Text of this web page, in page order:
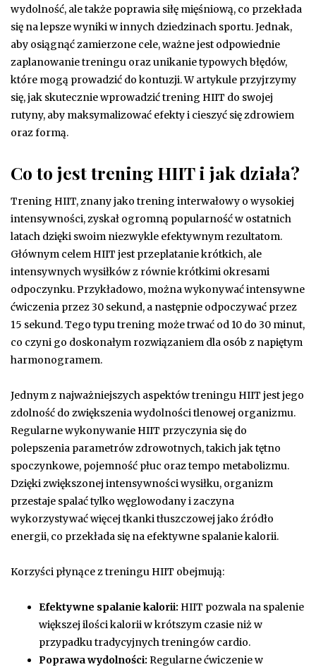
wydolność, ale także poprawia siłę mięśniową, co przekłada
się na lepsze wyniki w innych dziedzinach sportu. Jednak,
aby osiągnąć zamierzone cele, ważne jest odpowiednie
zaplanowanie treningu oraz unikanie typowych błędów,
które mogą prowadzić do kontuzji. W artykule przyjrzymy
się, jak skutecznie wprowadzić trening HIIT do swojej
rutyny, aby maksymalizować efekty i cieszyć się zdrowiem
oraz formą.
Co to jest trening HIIT i jak działa?
Trening HIIT, znany jako trening interwałowy o wysokiej
intensywności, zyskał ogromną popularność w ostatnich
latach dzięki swoim niezwykle efektywnym rezultatom.
Głównym celem HIIT jest przeplatanie krótkich, ale
intensywnych wysiłków z równie krótkimi okresami
odpoczynku. Przykładowo, można wykonywać intensywne
ćwiczenia przez 30 sekund, a następnie odpoczywać przez
15 sekund. Tego typu trening może trwać od 10 do 30 minut,
co czyni go doskonałym rozwiązaniem dla osób z napiętym
harmonogramem.
Jednym z najważniejszych aspektów treningu HIIT jest jego
zdolność do zwiększenia wydolności tlenowej organizmu.
Regularne wykonywanie HIIT przyczynia się do
polepszenia parametrów zdrowotnych, takich jak tętno
spoczynkowe, pojemność płuc oraz tempo metabolizmu.
Dzięki zwiększonej intensywności wysiłku, organizm
przestaje spalać tylko węglowodany i zaczyna
wykorzystywać więcej tkanki tłuszczowej jako źródło
energii, co przekłada się na efektywne spalanie kalorii.
Korzyści płynące z treningu HIIT obejmują:
Efektywne spalanie kalorii: HIIT pozwala na spalenie
większej ilości kalorii w krótszym czasie niż w
przypadku tradycyjnych treningów cardio.
Poprawa wydolności: Regularne ćwiczenie w